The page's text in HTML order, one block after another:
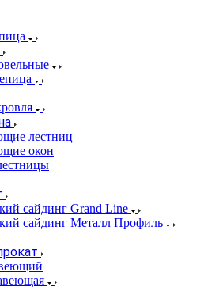
лестниц
окон
сайдинг Grand Line
сайдинг Металл Профиль